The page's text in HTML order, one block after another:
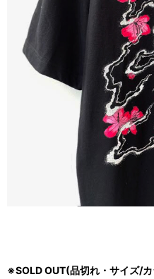
※SOLD OUT(品切れ・サイズ/